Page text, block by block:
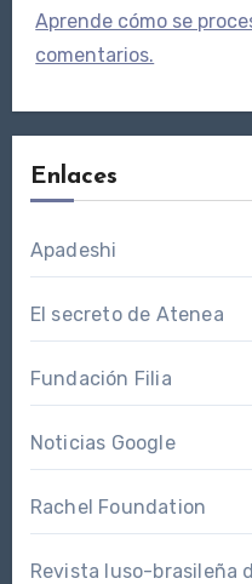
Aprende cómo se
comentarios.
Enlaces
Apadeshi
El secreto de Atenea
Fundación Filia
Noticias Google
Rachel Foundation
Revista luso-brasileña